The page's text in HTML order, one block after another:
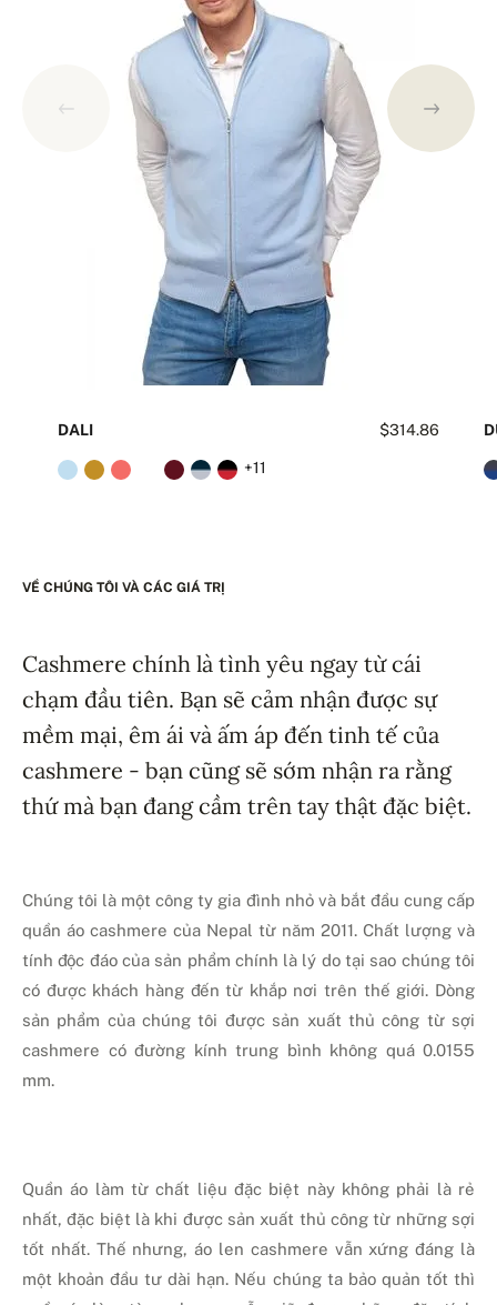
$314.86
DALI
+11
VỀ CHÚNG TÔI VÀ CÁC GIÁ TRỊ
Cashmere chính là tình yêu ngay từ cái
chạm đầu tiên. Bạn sẽ cảm nhận được sự
mềm mại, êm ái và ấm áp đến tinh tế của
cashmere - bạn cũng sẽ sớm nhận ra rằng
thứ mà bạn đang cầm trên tay thật đặc biệt.
Chúng tôi là một công ty gia đình nhỏ và bắt đầu cung cấp
quần áo cashmere của Nepal từ năm 2011. Chất lượng và
tính độc đáo của sản phẩm chính là lý do tại sao chúng tôi
có được khách hàng đến từ khắp nơi trên thế giới. Dòng
sản phẩm của chúng tôi được sản xuất thủ công từ sợi
cashmere có đường kính trung bình không quá 0.0155
mm.
Quần áo làm từ chất liệu đặc biệt này không phải là rẻ
nhất, đặc biệt là khi được sản xuất thủ công từ những sợi
tốt nhất. Thế nhưng, áo len cashmere vẫn xứng đáng là
một khoản đầu tư dài hạn. Nếu chúng ta bảo quản tốt thì